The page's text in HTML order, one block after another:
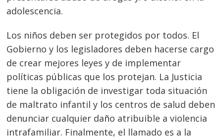
adolescencia.
Los niños deben ser protegidos por todos. El
Gobierno y los legisladores deben hacerse cargo
de crear mejores leyes y de implementar
políticas públicas que los protejan. La Justicia
tiene la obligación de investigar toda situación
de maltrato infantil y los centros de salud deben
denunciar cualquier daño atribuible a violencia
intrafamiliar. Finalmente, el llamado es a la